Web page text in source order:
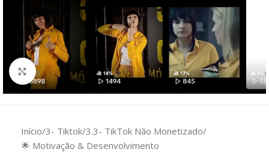
Clique para ampliar
Início/3- Tiktok/3.3- TikTok Não Monetizado/
🌟 Motivação & Desenvolvimento